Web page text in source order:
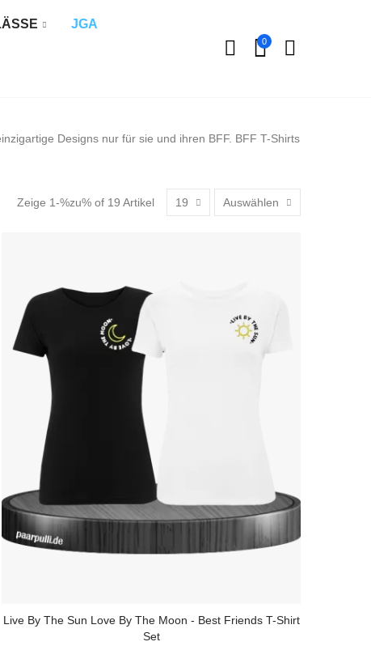
JGA
0
Designs nur für sie und ihren BFF. BFF T-Shirts
Zeige 1-%zu% of 19 Artikel 19 Auswählen
Live By The Sun Love By The Moon - Best Friends T-Shirt
Set